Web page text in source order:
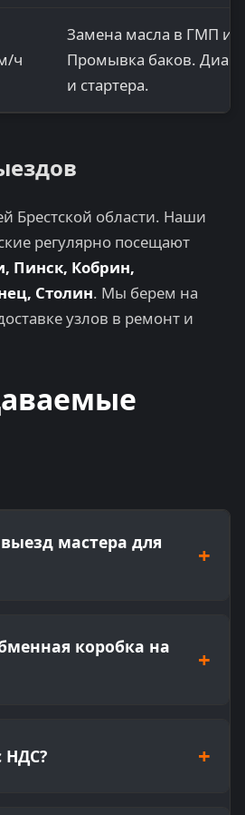
ч
Замена масла в ГМП и
Промывка баков.
и стартера.
Брестской области. Наши
регулярно посещают
Пинск, Кобрин,
Столин. Мы берем на
узлов в ремонт и
мастера для
Мы стараемся
по районам, чтобы снизить
для клиентов.
коробка на
уточнить актуальное
НДС?